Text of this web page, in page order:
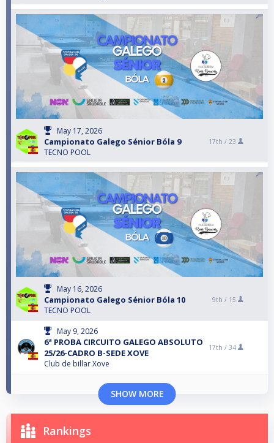
May 17, 2026
Campionato Galego Sénior Bóla 9
TECNO POOL
17th / 23
May 16, 2026
Campionato Galego Sénior Bóla 10
TECNO POOL
9th / 15
May 9, 2026
6ª PROBA CIRCUITO GALEGO ABSOLUTO
25/26-CADRO B-SEDE XOVE
Club de billar Xove
17th / 34
SHOW MORE
Rankings